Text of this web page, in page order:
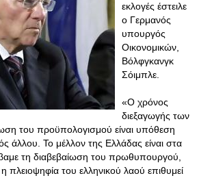
εκλογές έστειλε
ο Γερμανός
υπουργός
Οικονομικών,
Βόλφγκανγκ
Σόιμπλε.
«Ο χρόνος
διεξαγωγής των
του προϋπολογισμού είναι υπόθεση
άλλου. Το μέλλον της Ελλάδας είναι στα
τη διαβεβαίωση του πρωθυπουργού,
του ελληνικού λαού επιθυμεί